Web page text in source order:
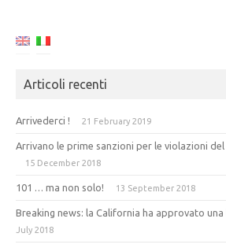
Articoli recenti
Arrivederci ! 21 February 2019
Arrivano le prime sanzioni per le violazioni del
15 December 2018
101 … ma non solo! 13 September 2018
Breaking news: la California ha approvato una
July 2018